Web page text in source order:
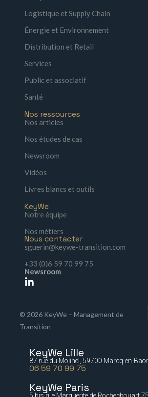
Logistique et Supply Chain
Énergie et Environnement
Distribution et Retail
Services
Public et associatif
Santé
Nos ressources
Nos articles
Nos études de cas
Newsroom
Vidéos
Livres blancs et outils
KeyWe
Notre équipe
Nos métiers
Nous contacter
sguerin@keywe-transition.com
+33 (0)6 59 70 99 75
Newsroom
© 2026 KeyWe – Management de
Transition
KeyWe Lille
87 rue du Molinel, 59700 Marcq-en-
06 59 70 99 75
KeyWe Paris